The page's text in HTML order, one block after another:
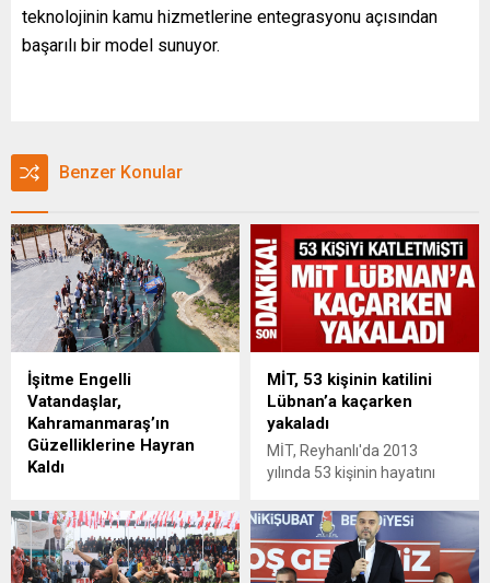
teknolojinin kamu hizmetlerine entegrasyonu açısından
başarılı bir model sunuyor.
Benzer Konular
İşitme Engelli
Vatandaşlar,
Kahramanmaraş’ın
Güzelliklerine Hayran
Kaldı
Anadolu’nun farklı
şehirlerinden gelen işitme
engelli vatandaşlara şehrin
MİT, 53 kişinin katilini
Lübnan’a kaçarken
yakaladı
MİT, Reyhanlı'da 2013
yılında 53 kişinin hayatını
faillerinden Temir Dükancı'yı
Suriye'den Lübnan'a
kaçmak üzereyken yakaladı.